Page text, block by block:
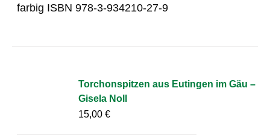
farbig ISBN 978-3-934210-27-9
Torchonspitzen aus Eutingen im Gäu –
Gisela Noll
15,00€